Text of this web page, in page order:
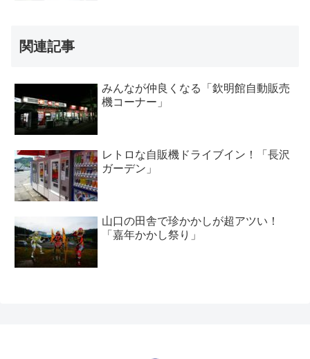
関連記事
みんなが仲良くなる「欽明館自動販売
機コーナー」
レトロな自販機ドライブイン！「長沢
ガーデン」
山口の田舎で珍かかしが超アツい！
「嘉年かかし祭り」